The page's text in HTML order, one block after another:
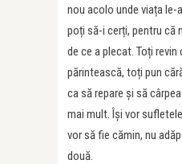
nou acolo unde viața le-
poți să-i cerți, pentru că
de ce a plecat. Toți revin
părintească, toți pun
ca să repare și să
mai mult. Își vor
vor să fie cămin, nu
două.